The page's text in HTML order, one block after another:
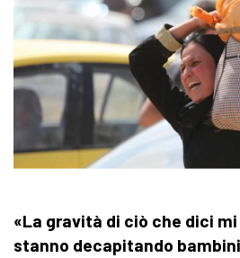
«La gravità di ciò che dici
stanno decapitando